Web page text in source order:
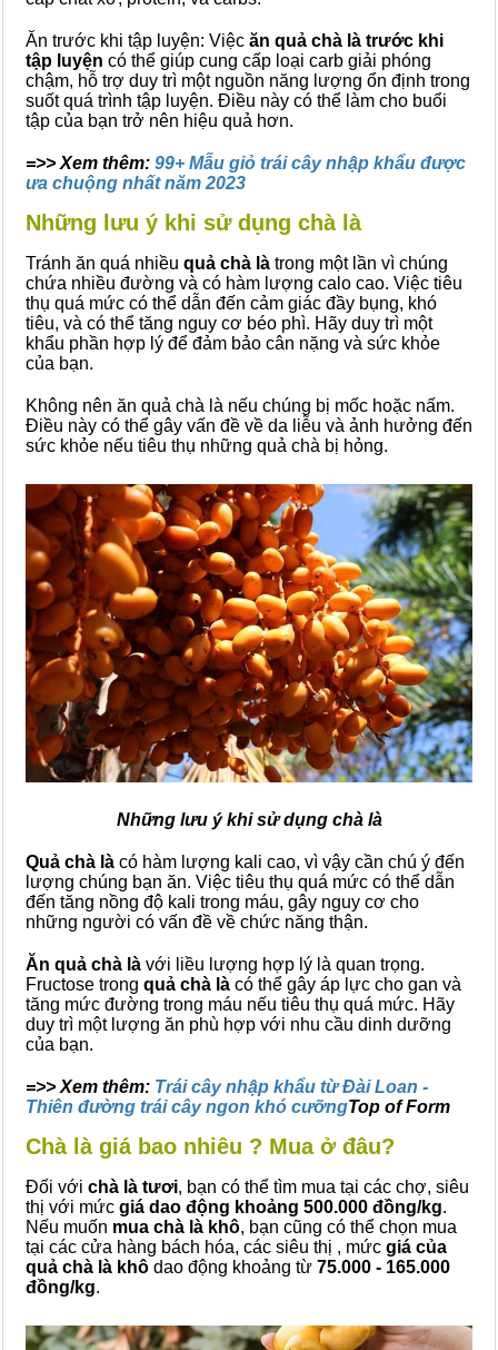
Ăn trước khi tập luyện: Việc ăn quả chà là trước khi
tập luyện có thể giúp cung cấp loại carb giải phóng
chậm, hỗ trợ duy trì một nguồn năng lượng ổn định trong
suốt quá trình tập luyện. Điều này có thể làm cho buổi
tập của bạn trở nên hiệu quả hơn.
=>> Xem thêm: 99+ Mẫu giỏ trái cây nhập khẩu được
ưa chuộng nhất năm 2023
Những lưu ý khi sử dụng chà là
Tránh ăn quá nhiều quả chà là trong một lần vì chúng
chứa nhiều đường và có hàm lượng calo cao. Việc tiêu
thụ quá mức có thể dẫn đến cảm giác đầy bụng, khó
tiêu, và có thể tăng nguy cơ béo phì. Hãy duy trì một
khẩu phần hợp lý để đảm bảo cân nặng và sức khỏe
của bạn.
Không nên ăn quả chà là nếu chúng bị mốc hoặc nấm.
Điều này có thể gây vấn đề về da liễu và ảnh hưởng đến
sức khỏe nếu tiêu thụ những quả chà bị hỏng.
Những lưu ý khi sử dụng chà là
Quả chà là có hàm lượng kali cao, vì vậy cần chú ý đến
lượng chúng bạn ăn. Việc tiêu thụ quá mức có thể dẫn
đến tăng nồng độ kali trong máu, gây nguy cơ cho
những người có vấn đề về chức năng thận.
Ăn quả chà là với liều lượng hợp lý là quan trọng.
Fructose trong quả chà là có thể gây áp lực cho gan và
tăng mức đường trong máu nếu tiêu thụ quá mức. Hãy
duy trì một lượng ăn phù hợp với nhu cầu dinh dưỡng
của bạn.
=>> Xem thêm: Trái cây nhập khẩu từ Đài Loan -
Thiên đường trái cây ngon khó cưỡngTop of Form
Chà là giá bao nhiêu ? Mua ở đâu?
Đối với chà là tươi, bạn có thể tìm mua tại các chợ, siêu
thị với mức giá dao động khoảng 500.000 đồng/kg.
Nếu muốn mua chà là khô, bạn cũng có thể chọn mua
tại các cửa hàng bách hóa, các siêu thị , mức giá của
quả chà là khô dao động khoảng từ 75.000 - 165.000
đồng/kg.